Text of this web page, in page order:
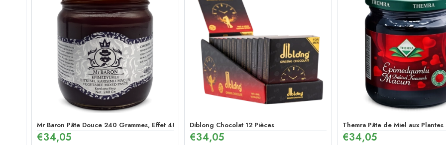
Mr Baron Pâte Douce 240 Grammes, Effet 48 Heures Pâte au Ginseng et Menthe Poivrée pour Homme
€34,05
Diblong Chocolat 12 Pièces
€34,05
Themra Pâte de Miel aux
€34,05